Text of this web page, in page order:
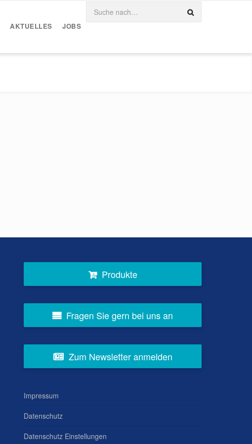
AKTUELLES JOBS
Produkte
Fragen Sie gern bei uns an
Zum Newsletter anmelden
Impressum
Datenschutz
Datenschutz Einstellungen